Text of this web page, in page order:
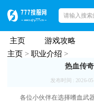
主页 游戏攻略
主页 > 职业介绍 >
热血传
发布时间 : 2026-
各位小伙伴在选择嗜血武